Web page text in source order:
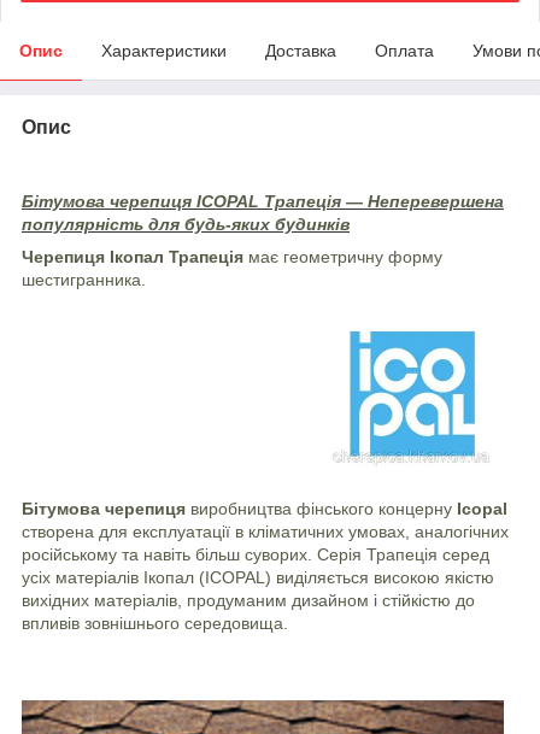
Опис Характеристики Доставка Оплата Умови
Опис
Бітумова черепиця ICOPAL Трапеція — Неперевершена
популярність для будь-яких будинків
Черепиця Ікопал Трапеція має геометричну форму
шестигранника.
Бітумова черепиця виробництва фінського концерну Icopal
створена для експлуатації в кліматичних умовах, аналогічних
російському та навіть більш суворих. Серія Трапеція серед
усіх матеріалів Ікопал (ICOPAL) виділяється високою якістю
вихідних матеріалів, продуманим дизайном і стійкістю до
впливів зовнішнього середовища.